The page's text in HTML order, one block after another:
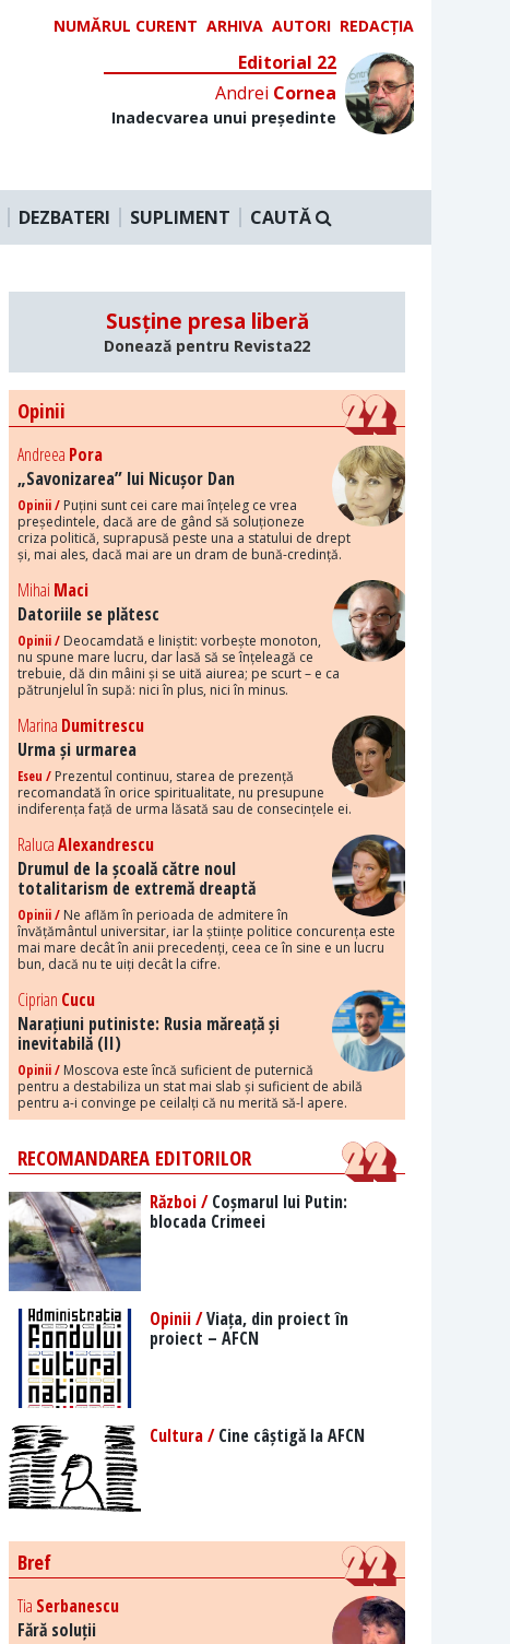
NUMĂRUL CURENT ARHIVA AUTORI REDACȚIA
Editorial 22
Andrei Cornea
Inadecvarea unui președinte
DEZBATERI SUPLIMENT CAUTĂ
Susține presa liberă
Donează pentru Revista22
Opinii
Andreea Pora
„Savonizarea” lui Nicușor Dan
Opinii / Puțini sunt cei care mai înțeleg ce vrea
președintele, dacă are de gând să soluționeze
criza politică, suprapusă peste una a statului de drept
și, mai ales, dacă mai are un dram de bună-credință.
Mihai Maci
Datoriile se plătesc
Opinii / Deocamdată e liniștit: vorbește monoton,
nu spune mare lucru, dar lasă să se înțeleagă ce
trebuie, dă din mâini și se uită aiurea; pe scurt – e ca
pătrunjelul în supă: nici în plus, nici în minus.
Marina Dumitrescu
Urma și urmarea
Eseu / Prezentul continuu, starea de prezență
recomandată în orice spiritualitate, nu presupune
indiferența față de urma lăsată sau de consecințele ei.
RalucaAlexandrescu
Drumul de la școală către noul
totalitarism de extremă dreaptă
Opinii / Ne aflăm în perioada de admitere în
învățământul universitar, iar la științe politice concurența este
mai mare decât în anii precedenți, ceea ce în sine e un lucru
bun, dacă nu te uiți decât la cifre.
Ciprian Cucu
Narațiuni putiniste: Rusia măreață și
inevitabilă (II)
Opinii / Moscova este încă suficient de puternică
pentru a destabiliza un stat mai slab și suficient de abilă
pentru a-i convinge pe ceilalți că nu merită să-l apere.
RECOMANDAREA EDITORILOR
Război /Coșmarul lui Putin:
blocada Crimeei
Opinii /Viața, din proiect în
proiect – AFCN
Cultura /Cine câștigă la AFCN
Bref
Tia Serbanescu
Fără soluții